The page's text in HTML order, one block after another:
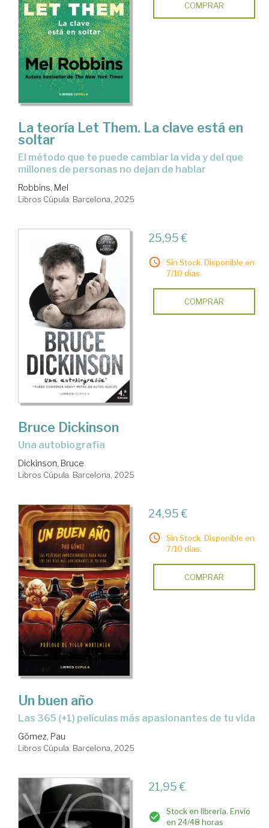
COMPRAR
La teoría Let Them. La clave está en
soltar
El método que te puede cambiar la vida y del que
millones de personas no dejan de hablar
Robbins, Mel
Libros Cúpula. Barcelona, 2025
25,95 €
Sin Stock. Disponible en
7/10 días.
COMPRAR
Bruce Dickinson
Una autobiografía
Dickinson, Bruce
Libros Cúpula. Barcelona, 2025
24,95 €
Sin Stock. Disponible en
7/10 días.
COMPRAR
Un buen año
Las 365 (+1) películas más apasionantes de tu vida
Gómez, Pau
Libros Cúpula. Barcelona, 2025
21,95 €
Stock en librería. Envío
en 24/48 horas